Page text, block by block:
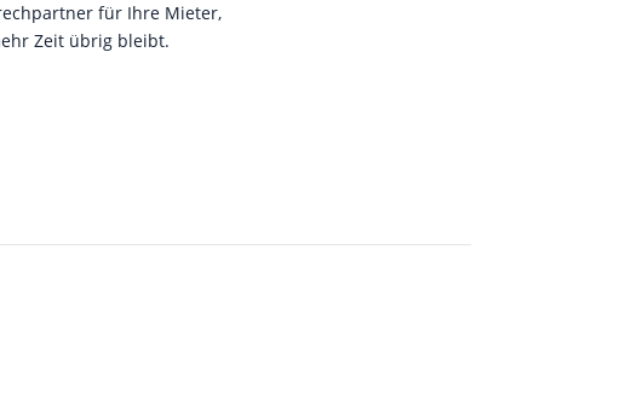
für Ihre Mieter,
Zeit übrig bleibt.